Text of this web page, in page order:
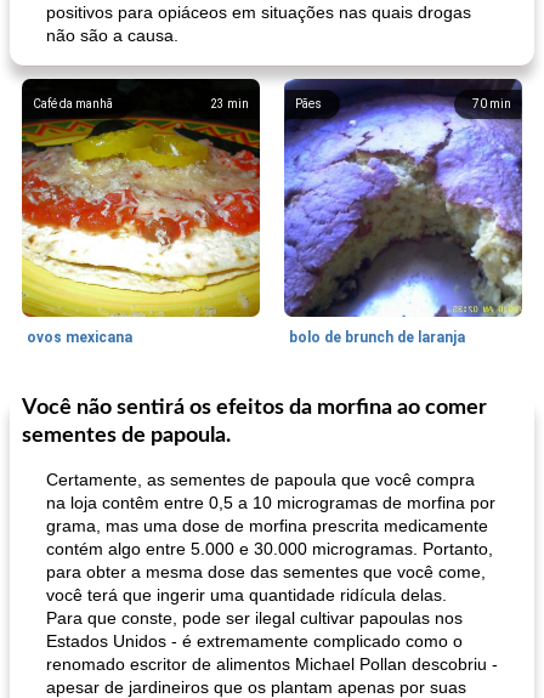
positivos para opiáceos em situações nas quais drogas
não são a causa.
23 min
Café da manhã
ovos mexicana
70 min
Pães
bolo de brunch de laranja
130min
Pães De Fermento
pão plano (out)
25
Vegetal
Você não sentirá os efeitos da morfina ao comer
sementes de papoula.
Certamente, as sementes de papoula que você compra
na loja contêm entre 0,5 a 10 microgramas de morfina por
grama, mas uma dose de morfina prescrita medicamente
contém algo entre 5.000 e 30.000 microgramas. Portanto,
para obter a mesma dose das sementes que você come,
você terá que ingerir uma quantidade ridícula delas.
Para que conste, pode ser ilegal cultivar papoulas nos
Estados Unidos - é extremamente complicado como o
renomado escritor de alimentos Michael Pollan descobriu -
apesar de jardineiros que os plantam apenas por suas